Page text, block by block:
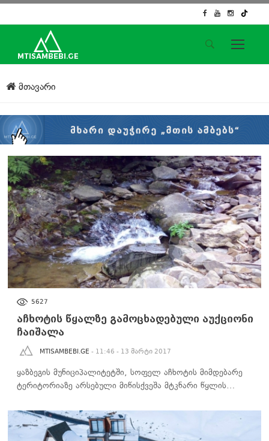
საიტის მენიუ
ქართული საქმე
ჩვენ შესახებ
კონტაქტი
სოციალური ქსელები
მთავარი
5627
აჩხოტის წყალზე გამოცხადებული აუქციონი
ჩაიშალა
MTISAMBEBI.GE - 11:46 - 13 მარტი 2017
ყაზბეგის მუნიციპალიტეტში, სოფელ აჩხოტის მიმდებარე
ტერიტორიაზე არსებული მიწისქვეშა მტკნარი წყლის…